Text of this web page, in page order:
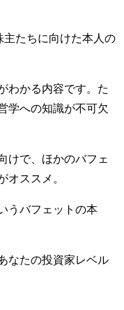
主たちに向けた本人の
わかる内容です。た
学への知識が不可欠
けで、ほかのバフェ
オススメ。
うバフェットの本
なたの投資家レベル